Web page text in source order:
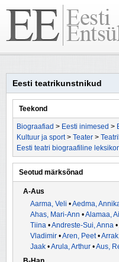
Eesti teatrikunstnikud
Teekond
Biograafiad > Eesti inimesed >
Kultuur ja sport> Teater >
Eesti teatri biograafiline
Seotud märksõnad
A-Aus
Aarma, Veli •Aedma,
Ahas, Mari-Ann •Alamaa,
Tiina •Andreste-Sui, Anna •
Vladimir •Aren, Peet•
Jaak •Arula, Arthur •Aus,